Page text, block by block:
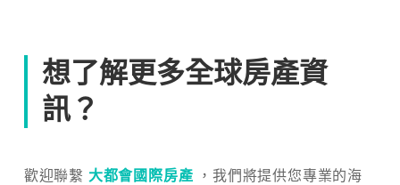
想了解更多全球房產資
訊？
歡迎聯繫 大都會國際房產 ，我們將提供您專業的海